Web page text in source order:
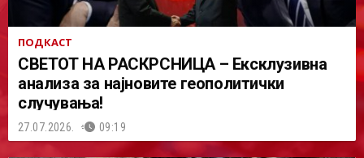
ПОДКАСТ
СВЕТОТ НА РАСКРСНИЦА – Ексклузивна
анализа за најновите геополитички
случувања!
27.07.2026. 09:19